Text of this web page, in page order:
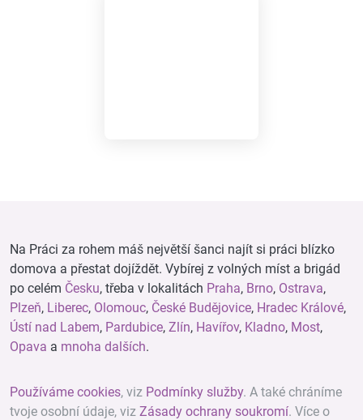
Na Práci za rohem máš největší šanci najít si práci blízko
domova a přestat dojíždět. Vybírej z volných míst a brigád
po celém Česku, třeba v lokalitách Praha, Brno, Ostrava,
Plzeň, Liberec, Olomouc, České Budějovice, Hradec Králové,
Ústí nad Labem, Pardubice, Zlín, Havířov, Kladno, Most,
Opava a mnoha dalších.
Používáme cookies, viz Podmínky služby. A také chráníme
tvoje osobní údaje, viz Zásady ochrany soukromí. Více o